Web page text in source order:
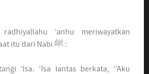
‘anhu meriwayatkan
kejadian pada saat itu dari Nabi ﷺ :
‘Isa. ‘Isa lantas berkata, “Aku